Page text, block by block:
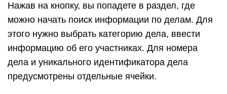
Нажав на кнопку, вы попадете в раздел, где
можно начать поиск информации по делам. Для
этого нужно выбрать категорию дела, ввести
информацию об его участниках. Для номера
дела и уникального идентификатора дела
предусмотрены отдельные ячейки.